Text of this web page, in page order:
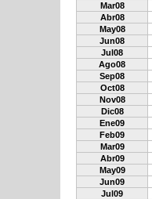
Mar08
Abr08
May08
Jun08
Jul08
Ago08
Sep08
Oct08
Nov08
Dic08
Ene09
Feb09
Mar09
Abr09
May09
Jun09
Jul09